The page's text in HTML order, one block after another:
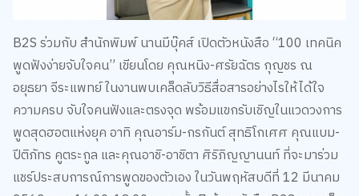
B2S ร่วมกับ สำนักพิมพ์ นานมีบุ๊คส์ เปิดตัวหนังสือ “100 เทคนิค
พูดฟังง่ายจับใจคน” เขียนโดย คุณหนิง-ศรัยฉัตร กุญชร ณ
อยุธยา จีระแพทย์ ในงานพบเคล็ดลับวิธีสื่อสารอย่างไรให้ได้ใจ
ความครบ จับใจคนฟังและตรงจุด พร้อมแขกรับเชิญในแวดวงการ
พูดสุดฮอตแห่งยุค อาทิ คุณอาร์ม-กรกันต์ สุทธิโกเศศ คุณแบม-
ปีติภัทร คูตระกูล และคุณอาชิ-อาชิตา ศิริภิญญานนท์ ที่จะมาร่วม
แชร์ประสบการณ์การพูดของตัวเอง ในวันพฤหัสบดีที่ 12 มีนาคม